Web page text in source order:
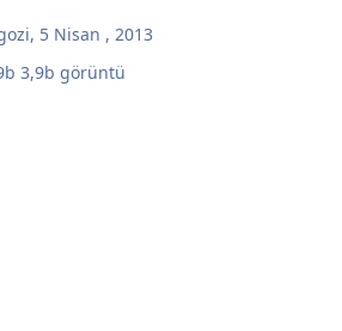
, 5 Nisan , 2013
3,9b görüntü